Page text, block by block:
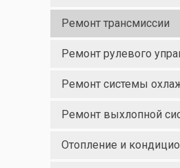
Ремонт трансмиссии
Ремонт рулевого
Ремонт системы
Ремонт выхлопной
Отопление и